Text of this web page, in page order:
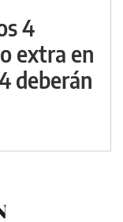
4
extra en
deberán